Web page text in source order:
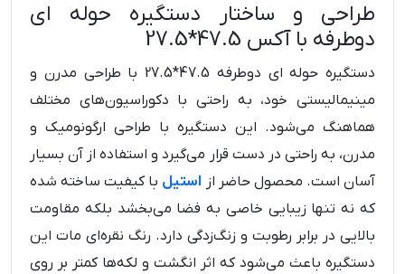
طراحی و ساختار دستگیره حوله ای
دوطرفه با آکس 47.5*27.5
دستگیره حوله ای دوطرفه 47.5*27.5 با طراحی مدرن و
مینیمالیستی خود، به راحتی با دکوراسیون‌های مختلف
هماهنگ می‌شود. این دستگیره با طراحی ارگونومیک و
مدرن، به راحتی در دست قرار می‌گیرد و استفاده از آن بسیار
آسان است. محصول حاضر از استیل با کیفیت ساخته شده
که نه تنها زیبایی خاصی به فضا می‌بخشد بلکه مقاومت
بالایی در برابر رطوبت و زنگ‌زدگی دارد. رنگ نقره‌ای مات این
دستگیره باعث می‌شود که اثر انگشت و لکه‌ها کمتر بر روی